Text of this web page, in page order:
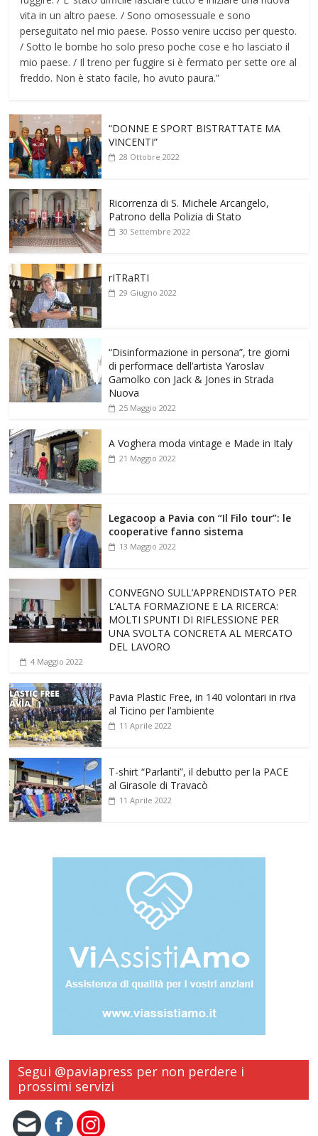
vita in un altro paese. / Sono omosessuale e sono
perseguitato nel mio paese. Posso venire ucciso per questo.
/ Sotto le bombe ho solo preso poche cose e ho lasciato il
mio paese. / Il treno per fuggire si è fermato per sette ore al
freddo. Non è stato facile, ho avuto paura.”
“DONNE E SPORT BISTRATTATE MA
VINCENTI”
28 Ottobre 2022
Ricorrenza di S. Michele Arcangelo,
Patrono della Polizia di Stato
30 Settembre 2022
rITRaRTI
29 Giugno 2022
“Disinformazione in persona”, tre giorni
di performace dell’artista Yaroslav
Gamolko con Jack & Jones in Strada
Nuova
25 Maggio 2022
A Voghera moda vintage e Made in Italy
21 Maggio 2022
Legacoop a Pavia con “Il Filo tour”: le
cooperative fanno sistema
13 Maggio 2022
CONVEGNO SULL’APPRENDISTATO PER
L’ALTA FORMAZIONE E LA RICERCA:
MOLTI SPUNTI DI RIFLESSIONE PER
UNA SVOLTA CONCRETA AL MERCATO
DEL LAVORO
4 Maggio 2022
Pavia Plastic Free, in 140 volontari in riva
al Ticino per l’ambiente
11 Aprile 2022
T-shirt “Parlanti”, il debutto per la PACE
al Girasole di Travacò
11 Aprile 2022
Segui @paviapress per non perdere i
prossimi servizi